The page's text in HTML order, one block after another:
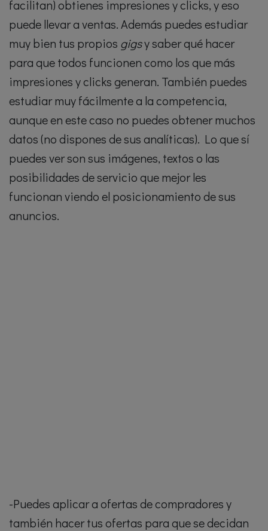
facilitan) obtienes impresiones y clicks, y eso
puede llevar a ventas. Además puedes estudiar
muy bien tus propios gigsy saber qué hacer
para que todos funcionen como los que más
impresiones y clicks generan. También puedes
estudiar muy fácilmente a la competencia,
aunque en este caso no puedes obtener muchos
datos (no dispones de sus analíticas). Lo que sí
puedes ver son sus imágenes, textos o las
posibilidades de servicio que mejor les
funcionan viendo el posicionamiento de sus
anuncios.
-Puedes aplicar a ofertas de compradores y
también hacer tus ofertas para que se decidan